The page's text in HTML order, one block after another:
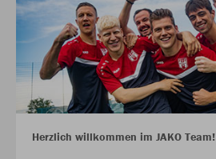
Herzlich willkommen im JAKO Team!